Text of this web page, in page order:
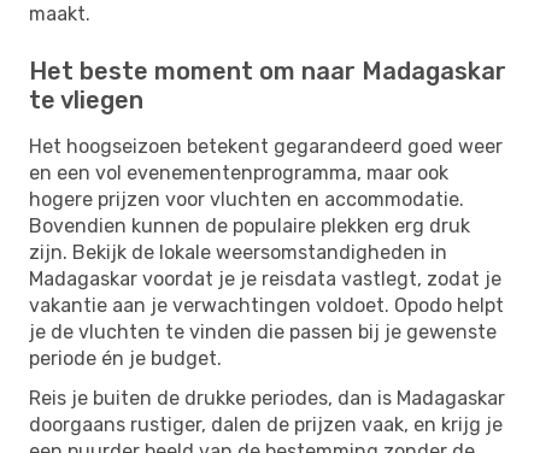
maakt.
Het beste moment om naar Madagaskar
te vliegen
Het hoogseizoen betekent gegarandeerd goed weer
en een vol evenementenprogramma, maar ook
hogere prijzen voor vluchten en accommodatie.
Bovendien kunnen de populaire plekken erg druk
zijn. Bekijk de lokale weersomstandigheden in
Madagaskar voordat je je reisdata vastlegt, zodat je
vakantie aan je verwachtingen voldoet. Opodo helpt
je de vluchten te vinden die passen bij je gewenste
periode én je budget.
Reis je buiten de drukke periodes, dan is Madagaskar
doorgaans rustiger, dalen de prijzen vaak, en krijg je